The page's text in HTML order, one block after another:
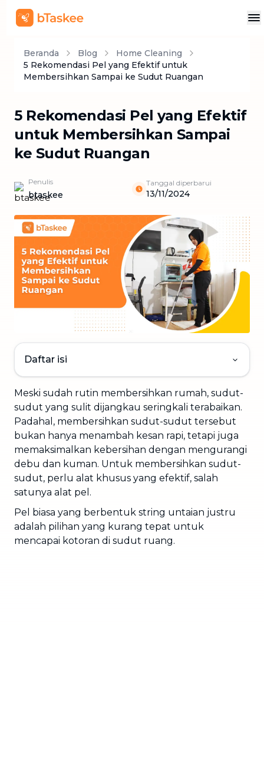
Beranda Blog
Home Cleaning
5 Rekomendasi Pel yang Efektif untuk
Membersihkan Sampai ke Sudut Ruangan
5 Rekomendasi Pel yang Efektif
untuk Membersihkan Sampai
ke Sudut Ruangan
Penulis
btaskee
Tanggal diperbarui
13/11/2024
Daftar isi
Meski sudah rutin membersihkan rumah, sudut-
sudut yang sulit dijangkau seringkali terabaikan.
Padahal, membersihkan sudut-sudut tersebut
bukan hanya menambah kesan rapi, tetapi juga
memaksimalkan kebersihan dengan mengurangi
debu dan kuman. Untuk membersihkan sudut-
sudut, perlu alat khusus yang efektif, salah
satunya alat pel.
Pel biasa yang berbentuk string untaian justru
adalah pilihan yang kurang tepat untuk
mencapai kotoran di sudut ruang.